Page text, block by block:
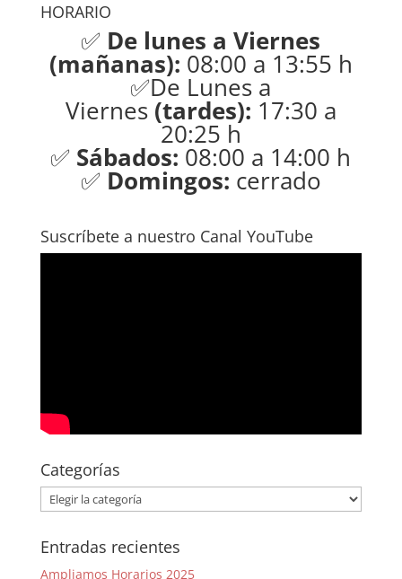
HORARIO
✅ De lunes a Viernes
(mañanas): 08:00 a 13:55 h
✅De Lunes a
Viernes(tardes): 17:30 a
20:25 h
✅ Sábados: 08:00 a 14:00 h
✅ Domingos: cerrado
Suscríbete a nuestro Canal YouTube
Categorías
Categorías
Entradas recientes
Ampliamos Horarios 2025